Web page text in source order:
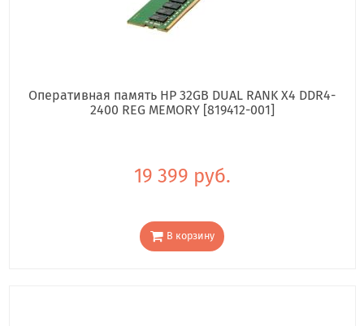
Оперативная память HP 32GB DUAL RANK X4 DDR4-
2400 REG MEMORY [819412-001]
19 399 руб.
В корзину